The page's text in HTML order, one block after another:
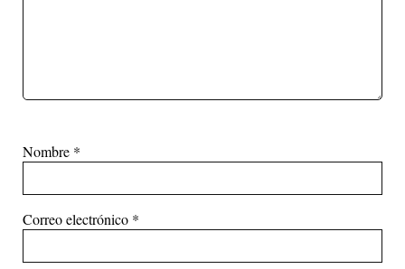
Nombre *
Correo electrónico *